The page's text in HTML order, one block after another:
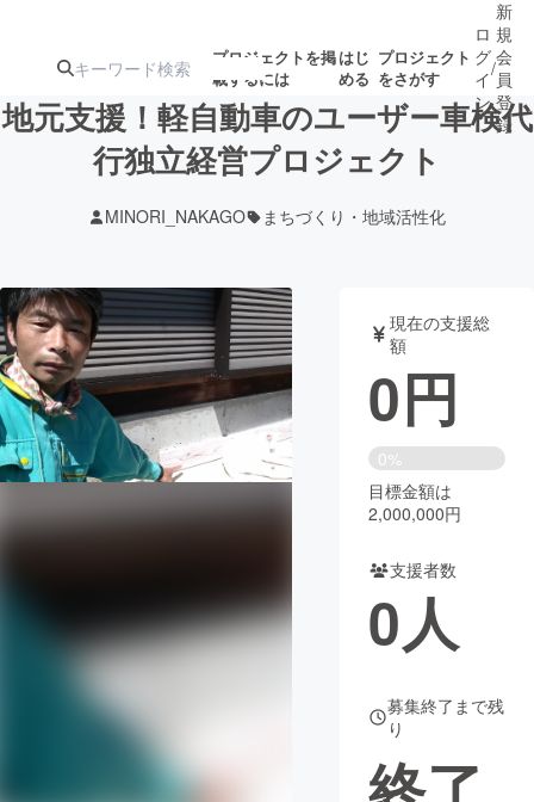
プロジェクトを掲
載するには
はじ
める
プロジェクト
をさがす
ターン
ジェクト
募集終了が近いプ
ロジェクト
されます
アート・写真 音楽
テクノロジー・ガジェット ゲーム・サ
映像・映画 書籍・雑誌
ビジネス・起業 チャレンジ
CAMPFIRE for Social Good
CAMPFIRE Creation
ロ
グ
イ
ン
/
新
規
会
員
登
録
地元支援！軽自動車のユーザー車検代
行独立経営プロジェクト
MINORI_NAKAGO まちづくり・地域活性化
現在の支援総
額
0円
0%
目標金額は
2,000,000円
支援者数
0人
募集終了まで残
り